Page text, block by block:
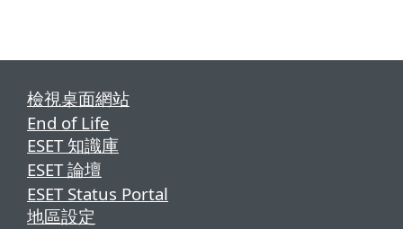
檢視桌面網站
End of Life
ESET 知識庫
ESET 論壇
ESET Status Portal
地區設定